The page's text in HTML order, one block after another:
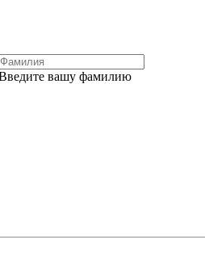
вашу фамилию